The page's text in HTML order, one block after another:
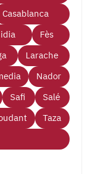
Casablanca
Fès
Larache
Nador
Safi
Salé
Taza